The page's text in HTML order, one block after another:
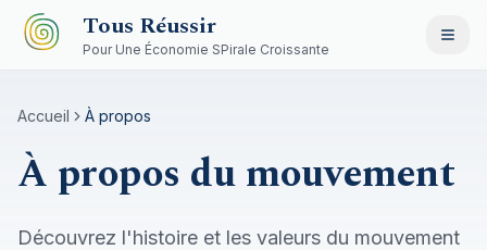
Aller au contenu principal
Tous Réussir
Pour Une Économie SPirale Croissante
Accueil À propos
À propos du mouvement
Découvrez l'histoire et les valeurs du mouvement